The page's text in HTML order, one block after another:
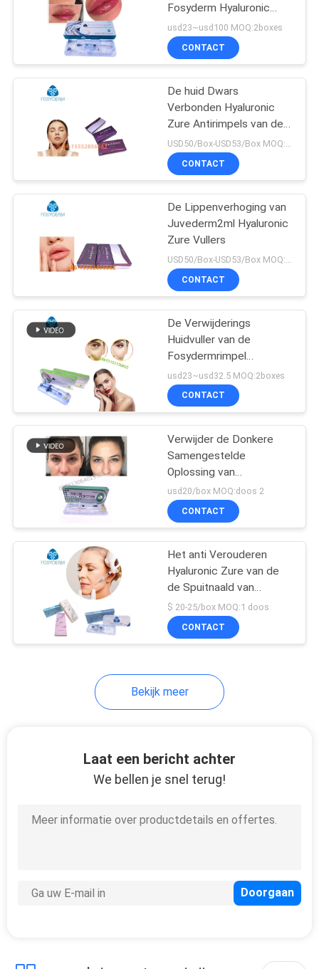
SHOPPING
ONLINE
SITEMAP
PRIVACY
Huidlippenvullers
62
Het kruis verbond
Huidvuller
51
Het medische Gel
van
Natriumhyaluronate
Hyaluronic Zure
Gezichtsvuller
Hyaluronic Zure
Billen
Fosyderm Hyaluronic
Zure Gel Anti Gezichts
usd23~usd100 MOQ:2boxes
CONTACT
De huid Dwars
Verbonden Hyaluronic
Zure Antirimpels van de
Lippenvuller
CONTACT
De Lippenverhoging van
Juvederm2ml Hyaluronic
Zure Vullers
CONTACT
De Verwijderings
Huidvuller van de
Fosydermrimpel
Injecteerbaar voor
Onderoog
usd23~usd32.5 MOQ:2boxes
CONTACT
Verwijder de Donkere
Samengestelde
Oplossing van
Hyaluronate van het
Cirkels1ml Natrium
usd20/box MOQ:doos 2
CONTACT
Het anti Verouderen
Hyaluronic Zure van de
de Spuitnaald van
Rimpelvullers Injectie van
Ha Huid
$ 20-25/box MOQ:1 doos
CONTACT
Bekijk meer
Laat een bericht achter
We bellen je snel terug!